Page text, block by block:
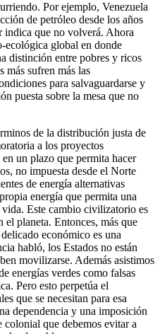
Por ejemplo, Venezuela
de petróleo desde los años
indica que no volverá. Ahora
ecológica global en donde
distinción entre pobres y ricos
más sufren más las
para salvaguardarse y
puesta sobre la mesa que no
de la distribución justa de
a los proyectos
un plazo que permita hacer
no impuesta desde el Norte
de energía alternativas
energía que permita una
Este cambio civilizatorio es
el planeta. Entonces, más que
económico es una
habló, los Estados no están
movilizarse. Además asistimos
energías verdes como falsas
Pero esto perpetúa el
que se necesitan para esa
dependencia y una imposición
que debemos evitar a